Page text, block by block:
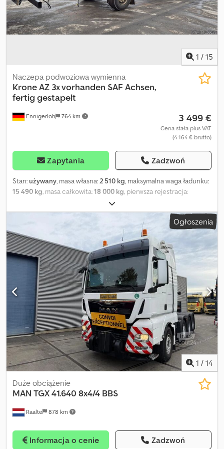
1 / 15
Ennigerloh 764 km
Naczepa podwoziowa wymienna
KroneAZ 3x vorhanden SAF Achsen,
fertig gestapelt
3 499 €
Cena stała plus VAT
(4 164 € brutto)
Zapytania Zadzwoń
Stan:używany, masa własna:2 510 kg, maksymalna waga ładunku:
15 490 kg, masa całkowita:18 000 kg, pierwsza rejestracja:
, następna inspekcja (TÜV):
powietrze, rozmiar opony:385/65R22.5, kolor:inny, typ przekładni:
, rozmiar przedniej opony:
, rozmiar tylnej opony:
385/65R22.5
, klasa emisji:
, Wyposażenie:
ABS, hamulec pneumatyczny, Usługa rejestracji, przegląd
techniczny/HU/SP/UVV, transport do portu Języki: niemiecki,
rosyjski, angielski, arabski Kolor: szaro-czarny Wyposażenie
dodatkowe: ABS, obrotnica, hamulce pneumatyczne, EBS,
zawieszenie pneumatyczne, cena na zapytanie (Mobile), hamulce
tarczowe, zawieszenie: pneumatyczne, ładowność (kg): 15 490 Typ
nadwozia: 5x standardowa laweta, rocznik 2016, osie SAF, stan:
gotowy do jazdy, spiętrzone. Cjdpfxsww D Dno Aagorf HSN/TSN:
Zastrzega się możliwość pomyłek.
Ogłoszenia
1 / 14
Raalte 878 km
Duże obciążenie
MAN TGX 41.640 8x4/4 BBS
Informacja o cenie Zadzwoń